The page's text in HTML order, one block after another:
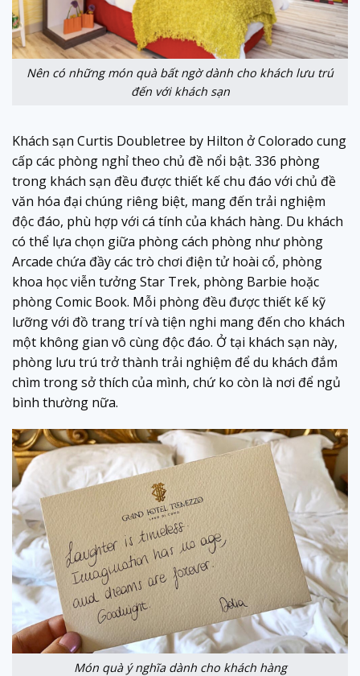
Nên có những món quà bất ngờ dành cho khách lưu trú
đến với khách sạn
Khách sạn Curtis Doubletree by Hilton ở Colorado cung
cấp các phòng nghỉ theo chủ đề nổi bật. 336 phòng
trong khách sạn đều được thiết kế chu đáo với chủ đề
văn hóa đại chúng riêng biệt, mang đến trải nghiệm
độc đáo, phù hợp với cá tính của khách hàng. Du khách
có thể lựa chọn giữa phòng cách phòng như phòng
Arcade chứa đầy các trò chơi điện tử hoài cổ, phòng
khoa học viễn tưởng Star Trek, phòng Barbie hoặc
phòng Comic Book. Mỗi phòng đều được thiết kế kỹ
lưỡng với đồ trang trí và tiện nghi mang đến cho khách
một không gian vô cùng độc đáo. Ở tại khách sạn này,
phòng lưu trú trở thành trải nghiệm để du khách đắm
chìm trong sở thích của mình, chứ ko còn là nơi để ngủ
bình thường nữa.
Món quà ý nghĩa dành cho khách hàng